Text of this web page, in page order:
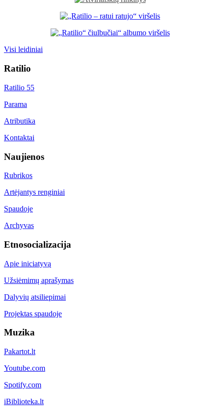
Visi leidiniai
Ratilio
Ratilio 55
Parama
Atributika
Kontaktai
Naujienos
Rubrikos
Artėjantys renginiai
Spaudoje
Archyvas
Etnosocializacija
Apie iniciatyvą
Užsiėmimų aprašymas
Dalyvių atsiliepimai
Projektas spaudoje
Muzika
Pakartot.lt
Youtube.com
Spotify.com
iBiblioteka.lt